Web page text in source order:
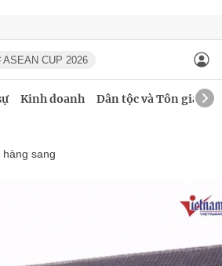
ASEAN CUP 2026
Kinh doanh Dân tộc và Tôn giáo
hàng sang